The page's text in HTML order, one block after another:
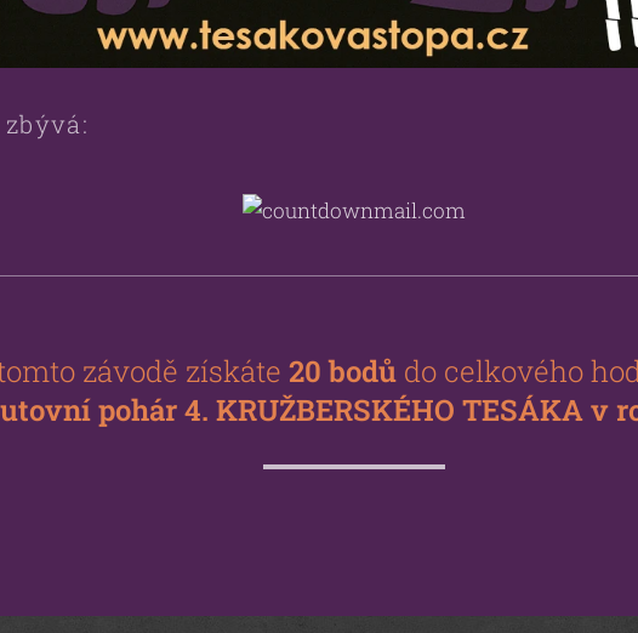
závodě získáte 20bodů do celkového
pohár 4. KRUŽBERSKÉHO TESÁKA v